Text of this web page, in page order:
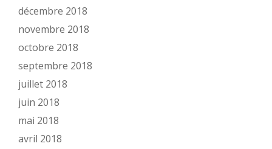
décembre 2018
novembre 2018
octobre 2018
septembre 2018
juillet 2018
juin 2018
mai 2018
avril 2018